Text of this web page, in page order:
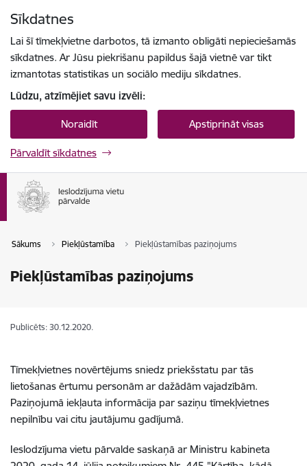
Sīkdatnes
Lai šī tīmekļvietne darbotos, tā izmanto obligāti nepieciešamās
sīkdatnes. Ar Jūsu piekrišanu papildus šajā vietnē var tikt
izmantotas statistikas un sociālo mediju sīkdatnes.
Lūdzu, atzīmējiet savu izvēli:
Noraidīt Apstiprināt visas
Pārvaldīt sīkdatnes
Sākums Piekļūstamība Piekļūstamības paziņojums
Piekļūstamības paziņojums
Publicēts: 30.12.2020.
Tīmekļvietnes novērtējums sniedz priekšstatu par tās
lietošanas ērtumu personām ar dažādām vajadzībām.
Paziņojumā iekļauta informācija par saziņu tīmekļvietnes
nepilnību vai citu jautājumu gadījumā.
Ieslodzījuma vietu pārvalde saskaņā ar Ministru kabineta